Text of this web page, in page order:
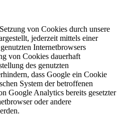
von Cookies durch unsere
jederzeit mittels einer
Internetbrowsers
von Cookies dauerhaft
des genutzten
dass Google ein Cookie
System der betroffenen
Google Analytics bereits gesetzter
oder andere